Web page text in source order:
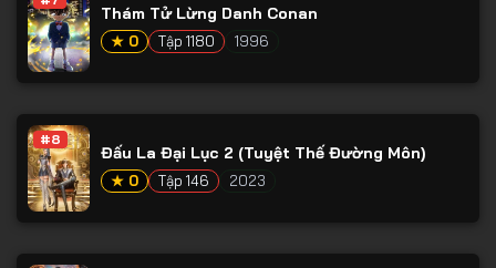
Tập 76
Tập 80
Tập 82
Thám Tử Lừng Danh Conan
★ 0 Tập 1180 1996
#8
Đấu La Đại Lục 2 (Tuyệt Thế Đường Môn)
★ 0 Tập 146 2023